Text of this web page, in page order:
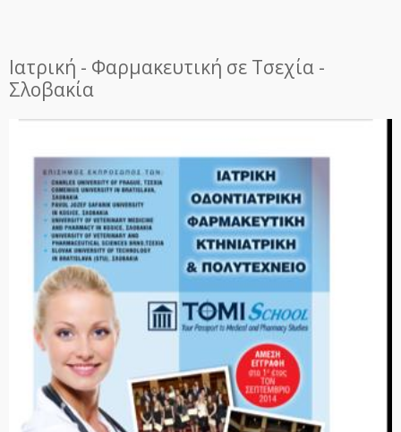
Ιατρική - Φαρμακευτική σε Τσεχία -
Σλοβακία